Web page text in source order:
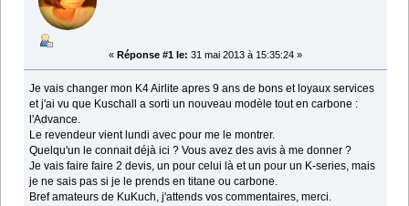
« Réponse #1 le: 31 mai 2013 à 15:35:24 »
Je vais changer mon K4 Airlite apres 9 ans de bons et loyaux services
et j'ai vu que Kuschall a sorti un nouveau modèle tout en carbone :
l'Advance.
Le revendeur vient lundi avec pour me le montrer.
Quelqu'un le connait déjà ici ? Vous avez des avis à me donner ?
Je vais faire faire 2 devis, un pour celui là et un pour un K-series, mais
je ne sais pas si je le prends en titane ou carbone.
Bref amateurs de KuKuch, j'attends vos commentaires, merci.